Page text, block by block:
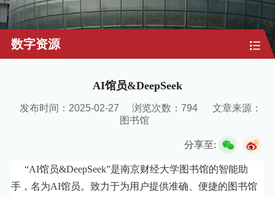
数字资源
AI馆员&DeepSeek
发布时间：2025-02-27 浏览次数： 794
文章来源：
图书馆
分享至:
“AI馆员&DeepSeek”是南京财经大学图书馆的智能助
手，名为AI馆员。致力于为用户提供准确、便捷的图书馆